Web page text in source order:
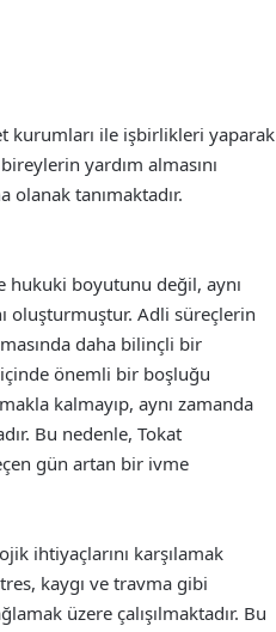
kurumları ile işbirlikleri yaparak
yardım almasını
olanak tanımaktadır.
hukuki boyutunu değil, aynı
oluşturmuştur. Adli süreçlerin
daha bilinçli bir
içinde önemli bir boşluğu
kalmayıp, aynı zamanda
Bu nedenle, Tokat
gün artan bir ivme
ihtiyaçlarını karşılamak
kaygı ve travma gibi
üzere çalışılmaktadır. Bu